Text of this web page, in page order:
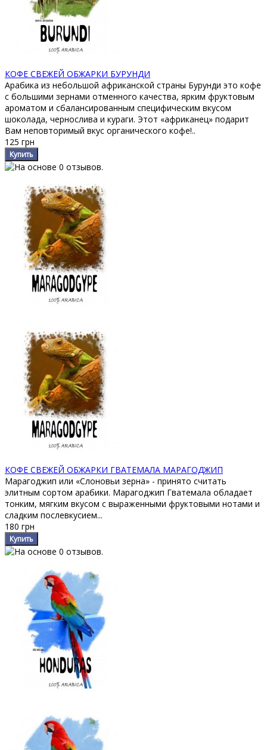
КОФЕ СВЕЖЕЙ ОБЖАРКИ БУРУНДИ
Арабика из небольшой африканской страны Бурунди это кофе
с большими зернами отменного качества, ярким фруктовым
ароматом и сбалансированным специфическим вкусом
шоколада, чернослива и кураги. Этот «африканец» подарит
Вам неповторимый вкус органического кофе!..
125 грн
КОФЕ СВЕЖЕЙ ОБЖАРКИ ГВАТЕМАЛА МАРАГОДЖИП
Марагоджип или «Слоновьи зерна» - принято считать
элитным сортом арабики. Марагоджип Гватемала обладает
тонким, мягким вкусом с выраженными фруктовыми нотами и
сладким послевкусием...
180 грн